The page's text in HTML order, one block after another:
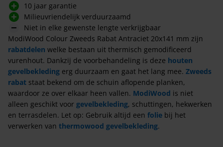
10 jaar garantie
Milieuvriendelijk verduurzaamd
Niet in elke gewenste lengte verkrijgbaar
ModiWood Colour Zweeds Rabat Antraciet 20x141 mm zijn
rabatdelen welke bestaan uit thermisch gemodificeerd
vurenhout. Dankzij de voorbehandeling is deze houten
gevelbekleding erg duurzaam en gaat het lang mee. Zweeds
rabat staat bekend om de schuin aflopende planken,
waardoor ze over elkaar heen vallen. ModiWood is niet
alleen geschikt voor gevelbekleding, schuttingen, hekwerken
en terrasdelen. Let op: Gebruik altijd een folie bij het
verwerken van thermowood gevelbekleding.